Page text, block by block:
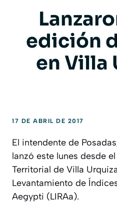
edición
en Villa
17 DE ABRIL DE 2017
El intendente de
lanzó este lunes desde
Territorial de Villa
Levantamiento de
Aegypti (LIRAa).